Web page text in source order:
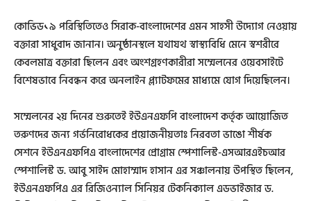
কোভিড১৯ পরিস্থিতিতেও সিরাক-বাংলাদেশের এমন সাহসী উদ্যোগ নেওয়ায়
বক্তারা সাধুবাদ জানান। অনুষ্ঠানস্থলে যথাযথ স্বাস্থ্যবিধি মেনে স্বশরীরে
কেবলমাত্র বক্তারা ছিলেন এবং অংশগ্রহণকারীরা সম্মেলনের ওয়েবসাইটে
বিশেষভাবে নিবন্ধন করে অনলাইন প্ল্যাটফমের মাধ্যমে যোগ দিয়েছিলেন।
সম্মেলনের ২য় দিনের শুরুতেই ইউএনএফপি বাংলাদেশ কর্তৃক আয়োজিত
তরুণদের জন্য গর্ভনিরোধকের প্রয়োজনীয়তাঃ নিরবতা ভাঙো শীর্ষক
সেশনে ইউএনএফপিএ বাংলাদেশের প্রোগ্রাম স্পেশালিস্ট-এসআরএইচআর
স্পেশালিস্ট ড. আবু সাইদ মোহাম্মাদ হাসান এর সঞ্চালনায় উপস্থিত ছিলেন,
ইউএনএফপিএ এর রিজিওন্যাল সিনিয়র টেকনিক্যাল এডভাইজার ড.